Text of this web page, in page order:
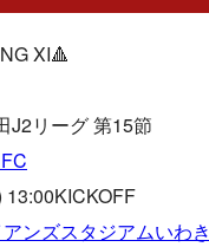
XI🔺
J2リーグ 第15節
ンズスタジアムいわき